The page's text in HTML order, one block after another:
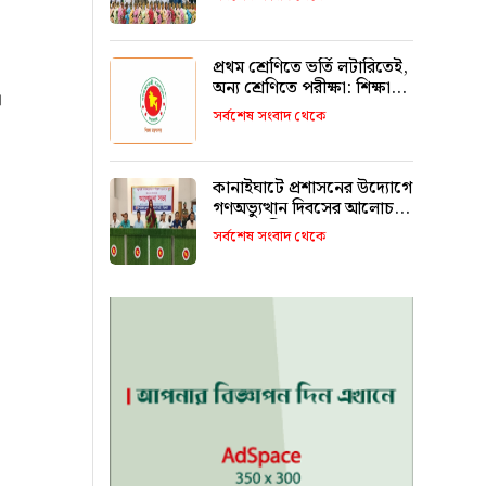
রাখবে : কয়েস লোদী
প্রথম শ্রেণিতে ভর্তি লটারিতেই,
অন্য শ্রেণিতে পরীক্ষা: শিক্ষা
মন্ত্রণালয়
সর্বশেষ সংবাদ থেকে
কানাইঘাটে প্রশাসনের উদ্যোগে
গণঅভ্যুত্থান দিবসের আলোচনা
সভা অনুষ্ঠিত
সর্বশেষ সংবাদ থেকে